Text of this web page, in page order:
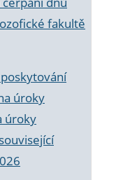
fakultě
úroky
úroky